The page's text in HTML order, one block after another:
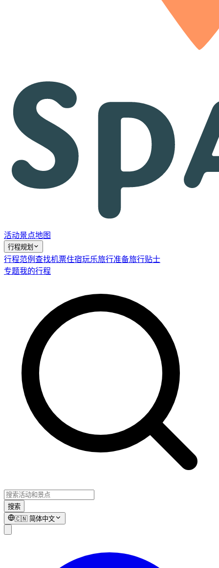
活动景点地图
行程规划
行程范例 查找机票住宿玩乐旅行准备旅行贴士
专题我的行程
搜索
🇨🇳 简体中文